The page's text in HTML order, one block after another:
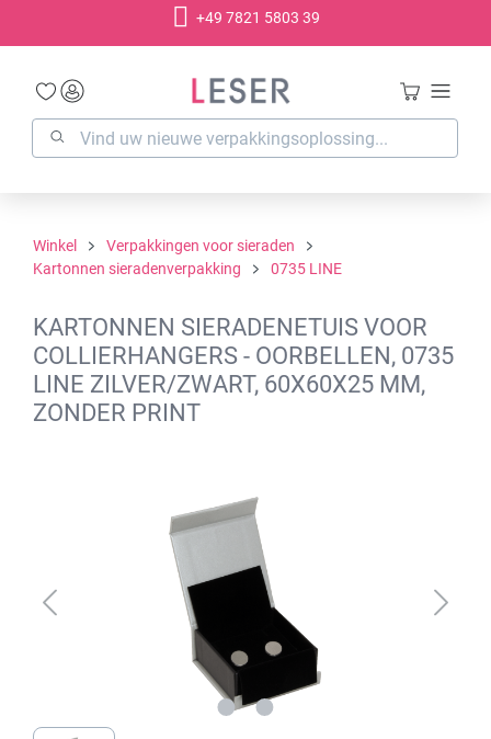
+49 7821 5803 39
Winkel
Verpakkingen voor sieraden
Kartonnen sieradenverpakking
0735 LINE
KARTONNEN SIERADENETUIS VOOR
COLLIERHANGERS - OORBELLEN, 0735
LINE ZILVER/ZWART, 60X60X25 MM,
ZONDER PRINT